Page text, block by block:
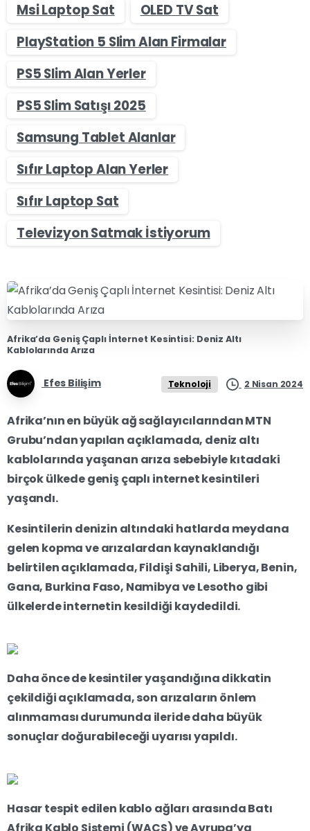
Msi Laptop Sat
OLED TV Sat
PlayStation 5 Slim Alan Firmalar
PS5 Slim Alan Yerler
PS5 Slim Satışı 2025
Samsung Tablet Alanlar
Sıfır Laptop Alan Yerler
Sıfır Laptop Sat
Televizyon Satmak İstiyorum
Afrika’da Geniş Çaplı İnternet Kesintisi: Deniz Altı
Kablolarında Arıza
Efes Bilişim Teknoloji 2 Nisan 2024
Afrika’nın en büyük ağ sağlayıcılarından MTN
Grubu’ndan yapılan açıklamada, deniz altı
kablolarında yaşanan arıza sebebiyle kıtadaki
birçok ülkede geniş çaplı internet kesintileri
yaşandı.
Kesintilerin denizin altındaki hatlarda meydana
gelen kopma ve arızalardan kaynaklandığı
belirtilen açıklamada, Fildişi Sahili, Liberya, Benin,
Gana, Burkina Faso, Namibya ve Lesotho gibi
ülkelerde internetin kesildiği kaydedildi.
Daha önce de kesintiler yaşandığına dikkatin
çekildiği açıklamada, son arızaların önlem
alınmaması durumunda ileride daha büyük
sonuçlar doğurabileceği uyarısı yapıldı.
Hasar tespit edilen kablo ağları arasında Batı